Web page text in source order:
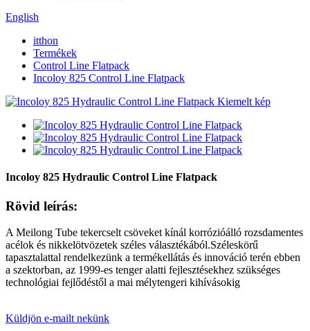
English
itthon
Termékek
Control Line Flatpack
Incoloy 825 Control Line Flatpack
Incoloy 825 Hydraulic Control Line Flatpack
Rövid leírás:
A Meilong Tube tekercselt csöveket kínál korrózióálló rozsdamentes
acélok és nikkelötvözetek széles választékából.Széleskörű
tapasztalattal rendelkezünk a termékellátás és innováció terén ebben
a szektorban, az 1999-es tenger alatti fejlesztésekhez szükséges
technológiai fejlődéstől a mai mélytengeri kihívásokig
Küldjön e-mailt nekünk